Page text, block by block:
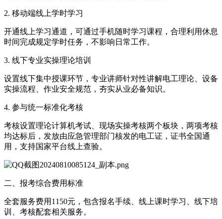
2. 移动端线上学时学习
开通线上学习通道，可通过手机随时学习课程，合理利用休息
时间完成规定学时任务，不影响日常工作。
3. 线下专业实操理论培训
设置线下集中授课环节，专业讲师针对性讲解电工理论、设备
实操流程、作业安全规范，夯实从业必备知识。
4. 参与统一标准化考核
考核设置理论计算机考试、现场实操考核两个板块，两项考核
均达标后，发放由应急管理部门核发的电工证，证书全国通
用，支持国家平台线上查验。
二、报考综合费用标准
全套服务费用1150元，包含报名手续、线上课时学习、线下培
训、考核配套相关服务。